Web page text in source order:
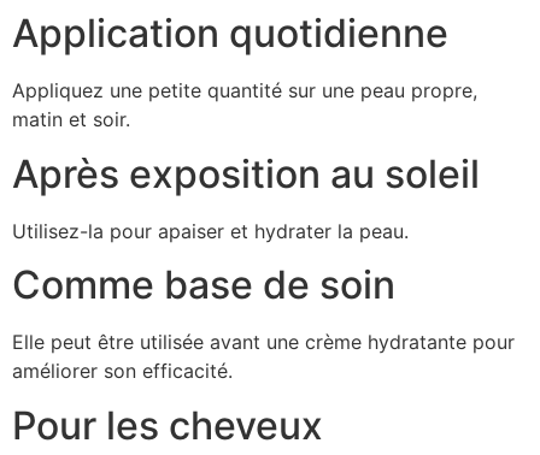
Application quotidienne
Appliquez une petite quantité sur une peau propre,
matin et soir.
Après exposition au soleil
Utilisez-la pour apaiser et hydrater la peau.
Comme base de soin
Elle peut être utilisée avant une crème hydratante pour
améliorer son efficacité.
Pour les cheveux